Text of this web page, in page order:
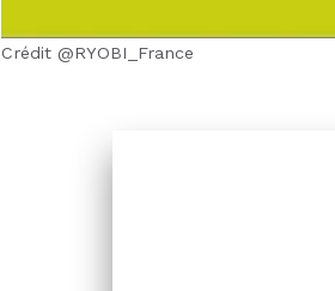
Crédit @RYOBI_France